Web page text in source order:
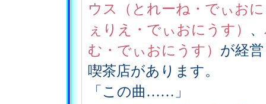
ウス（とれーね・でぃお
ぇりえ・でぃおにうす） 、
む・でぃおにうす） が経
喫茶店があります。
「この曲……」